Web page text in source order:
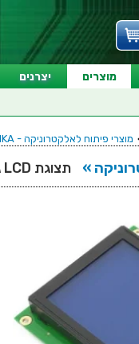
מוצרים יצרנים
מוצרי פיתוח לאלקטרוניקה - MIKROELEKTRONIKA
» תצוגת LCD גרפית עם תאורה - 128X64